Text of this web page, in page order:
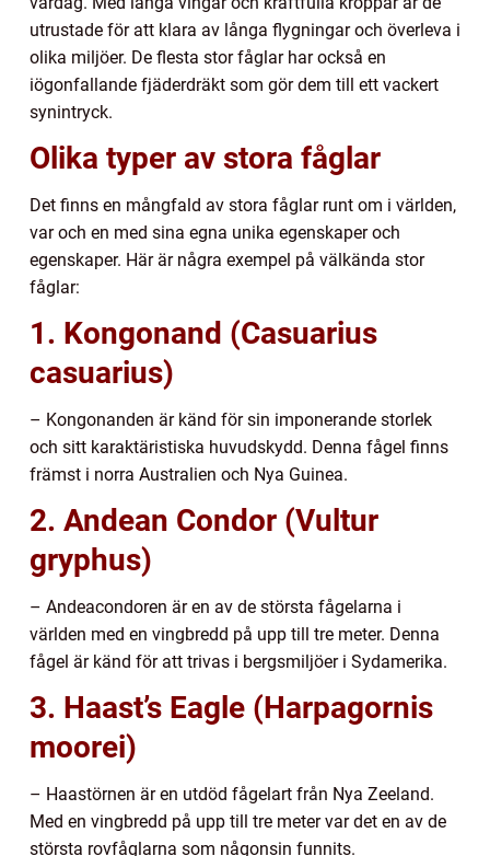
utrustade för att klara av långa flygningar och överleva i
olika miljöer. De flesta stor fåglar har också en
iögonfallande fjäderdräkt som gör dem till ett vackert
synintryck.
Olika typer av stora fåglar
Det finns en mångfald av stora fåglar runt om i världen,
var och en med sina egna unika egenskaper och
egenskaper. Här är några exempel på välkända stor
fåglar:
1. Kongonand (Casuarius
casuarius)
– Kongonanden är känd för sin imponerande storlek
och sitt karaktäristiska huvudskydd. Denna fågel finns
främst i norra Australien och Nya Guinea.
2. Andean Condor (Vultur
gryphus)
– Andeacondoren är en av de största fågelarna i
världen med en vingbredd på upp till tre meter. Denna
fågel är känd för att trivas i bergsmiljöer i Sydamerika.
3. Haast’s Eagle (Harpagornis
moorei)
– Haastörnen är en utdöd fågelart från Nya Zeeland.
Med en vingbredd på upp till tre meter var det en av de
största rovfåglarna som någonsin funnits.